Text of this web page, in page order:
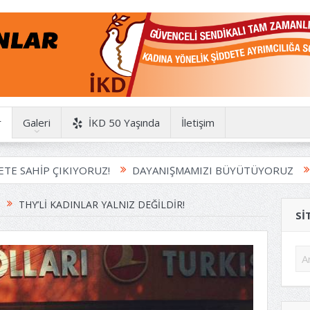
Galeri İKD 50 Yaşında İletişim
ÇIKIYORUZ! DAYANIŞMAMIZI BÜYÜTÜYORUZ HAYDİ
THY’LI KADINLAR YALNIZ DEĞILDIR!